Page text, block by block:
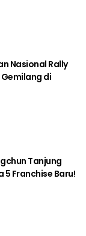
Nasional Rally
di
Tanjung